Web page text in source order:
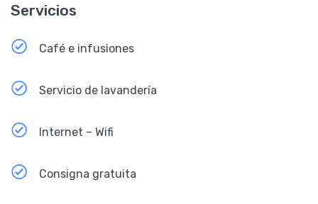
Servicios
Café e infusiones
Servicio de lavandería
Internet – Wifi
Consigna gratuita